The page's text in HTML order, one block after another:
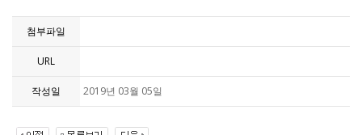
첨부파일
URL
작성일 2019년 03월 05일